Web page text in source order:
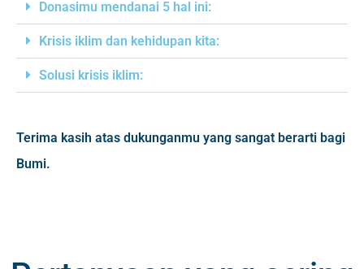
Donasimu mendanai 5 hal ini:
Krisis iklim dan kehidupan kita:
Solusi krisis iklim:
Terima kasih atas dukunganmu yang sangat berarti bagi
Bumi.